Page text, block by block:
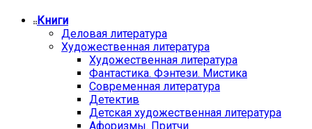
Книги
Деловая литература
Художественная литература
Художественная литература
Фантастика. Фэнтези. Мистика
Современная литература
Детектив
Детская художественная литература
Афоризмы. Притчи